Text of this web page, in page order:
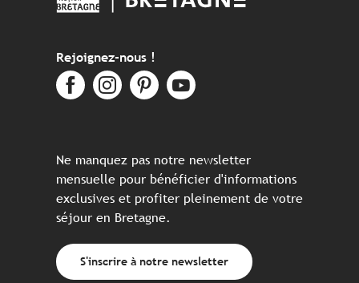
Rejoignez-nous !
Ne manquez pas notre newsletter
mensuelle pour bénéficier d'informations
exclusives et profiter pleinement de votre
séjour en Bretagne.
S'inscrire à notre newsletter